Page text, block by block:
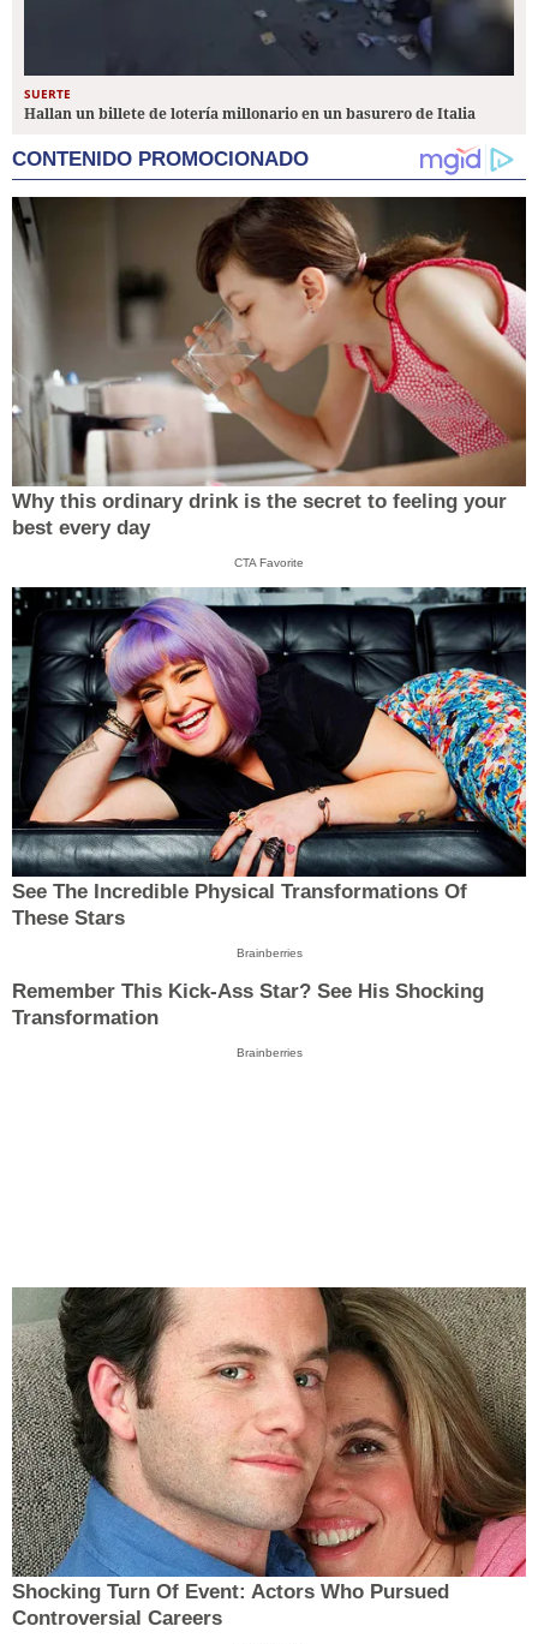
SUERTE
Hallan un billete de lotería millonario en un basurero de Italia
CONTENIDO PROMOCIONADO
Why this ordinary drink is the secret to feeling your
best every day
CTA Favorite
See The Incredible Physical Transformations Of
These Stars
Brainberries
Remember This Kick-Ass Star? See His Shocking
Transformation
Brainberries
Shocking Turn Of Event: Actors Who Pursued
Controversial Careers